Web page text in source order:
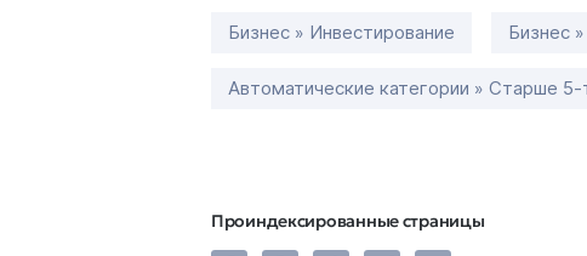
Бизнес » Инвестирование Бизнес
Автоматические категории » Старше 5-
Проиндексированные страницы